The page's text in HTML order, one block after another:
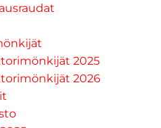
2025
2026